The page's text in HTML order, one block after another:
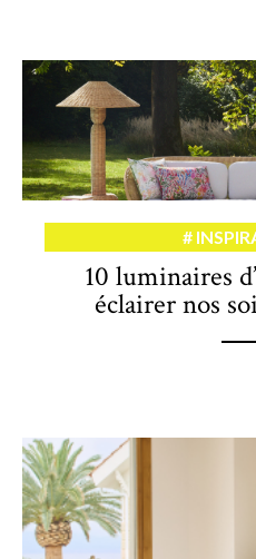
10 luminaires
éclairer nos